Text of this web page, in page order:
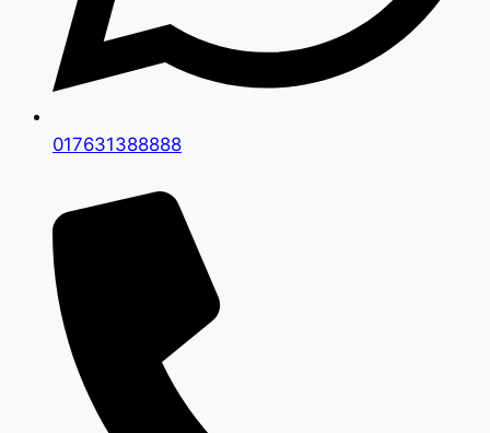
017631388888